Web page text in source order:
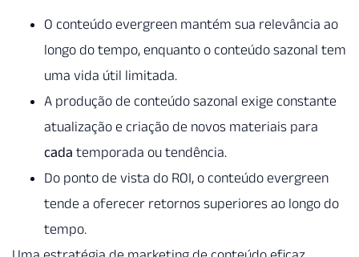
O conteúdo evergreen mantém sua relevância ao
longo do tempo, enquanto o conteúdo sazonal tem
uma vida útil limitada.
A produção de conteúdo sazonal exige constante
atualização e criação de novos materiais para
cada temporada ou tendência.
Do ponto de vista do ROI, o conteúdo evergreen
tende a oferecer retornos superiores ao longo do
tempo.